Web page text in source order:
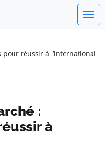
pour réussir à l’international
:
à